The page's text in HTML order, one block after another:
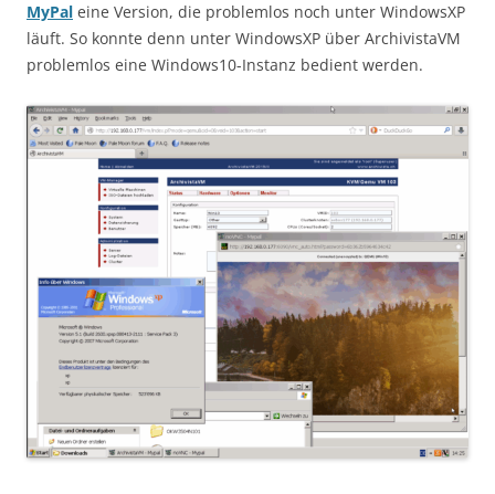
MyPal eine Version, die problemlos noch unter WindowsXP
läuft. So konnte denn unter WindowsXP über ArchivistaVM
problemlos eine Windows10-Instanz bedient werden.